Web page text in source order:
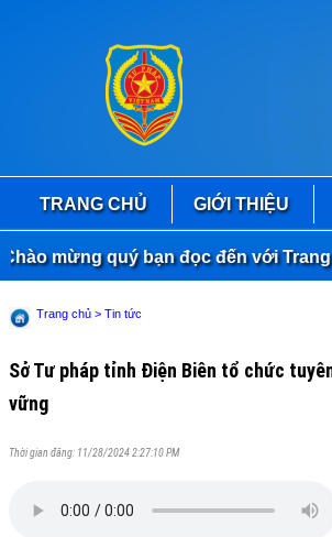
TRANG CHỦ GIỚI THIỆU
mừng quý bạn đọc đến với Trang
Trang chủ > Tin tức
Sở Tư pháp tỉnh Điện Biên tổ chức
vững
Thời gian đăng: 11/28/2024 2:27:10 PM